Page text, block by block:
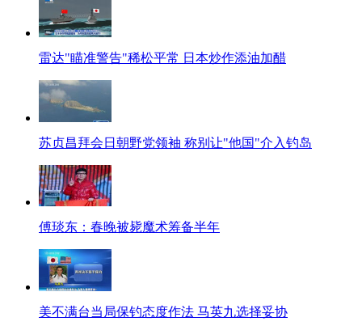
雷达"瞄准警告"稀松平常 日本炒作添油加醋
苏贞昌拜会日朝野党领袖 称别让"他国"介入钓岛
傅琰东：春晚被毙魔术筹备半年
美不满台当局保钓态度作法 马英九选择妥协